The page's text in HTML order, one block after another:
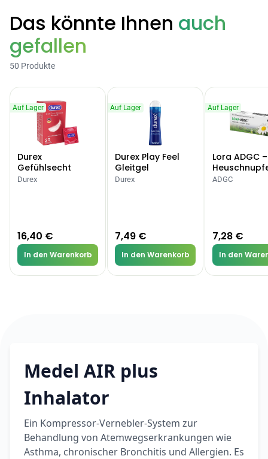
& Juckreiz
Nach Marke kaufen
Das könnte Ihnen auch
gefallen
50 Produkte
Auf Lager
Durex
Gefühlsecht
Classic Kondome
Durex
16,40 €
In den Warenkorb
Auf Lager
Durex Play Feel
Gleitgel
Durex
7,49 €
In den Warenkorb
Auf Lager
Lora ADGC
Allergien
ADGC
7,28 €
In den
Medel AIR plus
Inhalator
Ein Kompressor-Vernebler-System zur
Behandlung von Atemwegserkrankungen wie
Asthma, chronischer Bronchitis und Allergien. Es